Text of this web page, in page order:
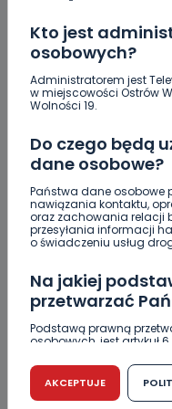
Kto jest
osobowych?
Administratorem jest
w miejscowości Ostrów
Wolności 19.
Do czego będą
dane osobowe?
Państwa dane osobowe
nawiązania kontaktu,
oraz zachowania relacji
przesyłania informacji
o świadczeniu usług
Na jakiej
przetwarzać
Podstawą prawną
osobowych, jest artykuł
r. w sprawie ochrony
przetwarzaniem danych
swobodnego przepływu
dyrektywy 95/46/WE
AKCEPTUJE
KPR Ostrovia
Superligi jednak
Sebastian